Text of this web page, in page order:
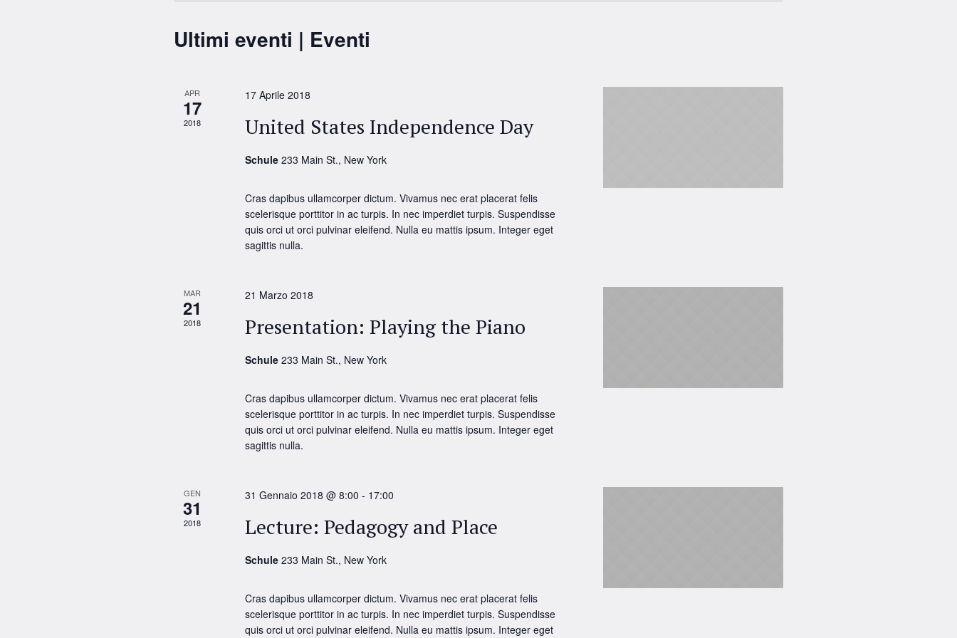
Ultimi eventi | Eventi
APR
17
2018
17 Aprile 2018
United States Independence Day
Schule233 Main St., New York
Cras dapibus ullamcorper dictum. Vivamus nec erat placerat felis
scelerisque porttitor in ac turpis. In nec imperdiet turpis. Suspendisse
quis orci ut orci pulvinar eleifend. Nulla eu mattis ipsum. Integer eget
sagittis nulla.
MAR
21
2018
21 Marzo 2018
Presentation: Playing the Piano
Schule233 Main St., New York
Cras dapibus ullamcorper dictum. Vivamus nec erat placerat felis
scelerisque porttitor in ac turpis. In nec imperdiet turpis. Suspendisse
quis orci ut orci pulvinar eleifend. Nulla eu mattis ipsum. Integer eget
sagittis nulla.
GEN
31
2018
31 Gennaio 2018 @ 8:00 - 17:00
Lecture: Pedagogy and Place
Schule233 Main St., New York
Cras dapibus ullamcorper dictum. Vivamus nec erat placerat felis
scelerisque porttitor in ac turpis. In nec imperdiet turpis. Suspendisse
quis orci ut orci pulvinar eleifend. Nulla eu mattis ipsum. Integer eget